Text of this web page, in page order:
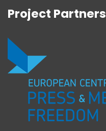
Project Partners